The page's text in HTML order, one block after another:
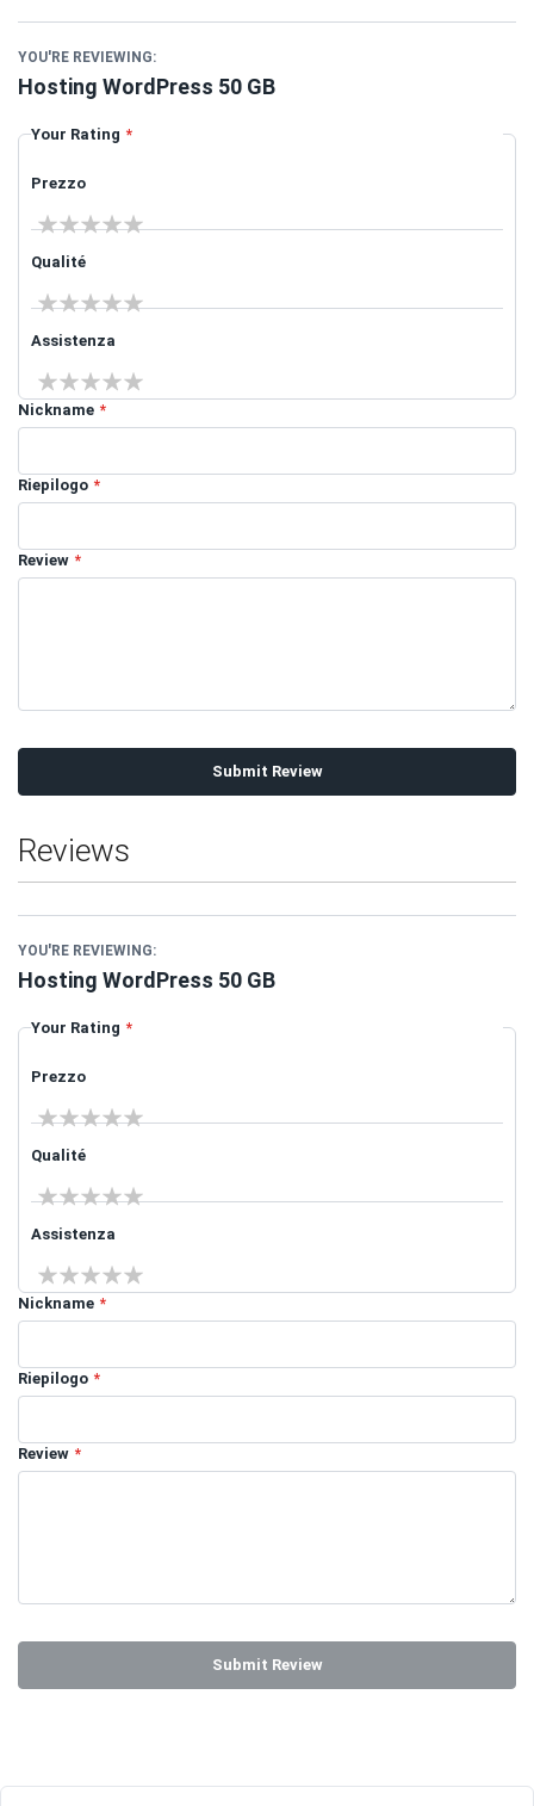
YOU'RE REVIEWING:
Hosting WordPress 50 GB
Your Rating
Prezzo
1 star2 stars
3 stars
4 stars5 stars
Qualité
1 star2 stars
3 stars
4 stars5 stars
Assistenza
1 star2 stars
3 stars
4 stars5 stars
Nickname
Riepilogo
Review
Submit Review
Reviews
YOU'RE REVIEWING:
Hosting WordPress 50 GB
Your Rating
Prezzo
1 star2 stars
3 stars
4 stars5 stars
Qualité
1 star2 stars
3 stars
4 stars5 stars
Assistenza
1 star2 stars
3 stars
4 stars5 stars
Nickname
Riepilogo
Review
Submit Review